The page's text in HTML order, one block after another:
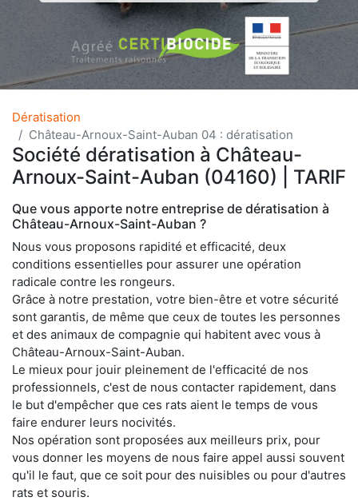
Dératisation
Château-Arnoux-Saint-Auban 04 : dératisation
Société dératisation à Château-
Arnoux-Saint-Auban (04160) | TARIF
Que vous apporte notre entreprise de dératisation à
Château-Arnoux-Saint-Auban ?
Nous vous proposons rapidité et efficacité, deux
conditions essentielles pour assurer une opération
radicale contre les rongeurs.
Grâce à notre prestation, votre bien-être et votre sécurité
sont garantis, de même que ceux de toutes les personnes
et des animaux de compagnie qui habitent avec vous à
Château-Arnoux-Saint-Auban.
Le mieux pour jouir pleinement de l'efficacité de nos
professionnels, c'est de nous contacter rapidement, dans
le but d'empêcher que ces rats aient le temps de vous
faire endurer leurs nocivités.
Nos opération sont proposées aux meilleurs prix, pour
vous donner les moyens de nous faire appel aussi souvent
qu'il le faut, que ce soit pour des nuisibles ou pour d'autres
rats et souris.